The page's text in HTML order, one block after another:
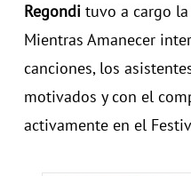
Regondituvo a cargo la
Mientras Amanecer
canciones, los
motivados y con el
activamente en el